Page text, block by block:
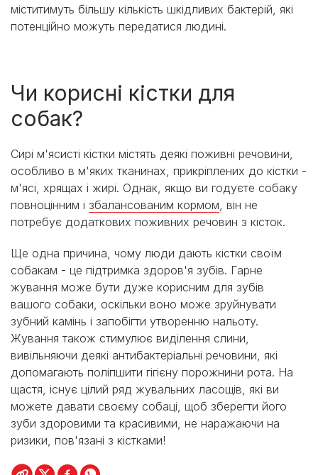
міститимуть більшу кількість шкідливих бактерій, які
потенційно можуть передатися людині.
Чи корисні кістки для
собак?
Сирі м'ясисті кістки містять деякі поживні речовини,
особливо в м'яких тканинах, прикріплених до кістки -
м'ясі, хрящах і жирі. Однак, якщо ви годуєте собаку
повноцінним і збалансованим кормом , він не
потребує додаткових поживних речовин з кісток.
Ще одна причина, чому люди дають кістки своїм
собакам - це підтримка здоров'я зубів. Гарне
жування може бути дуже корисним для зубів
вашого собаки, оскільки воно може зруйнувати
зубний камінь і запобігти утворенню нальоту.
Жування також стимулює виділення слини,
вивільняючи деякі антибактеріальні речовини, які
допомагають поліпшити гігієну порожнини рота. На
щастя, існує цілий ряд жувальних ласощів, які ви
можете давати своєму собаці, щоб зберегти його
зуби здоровими та красивими, не наражаючи на
ризики, пов'язані з кістками!